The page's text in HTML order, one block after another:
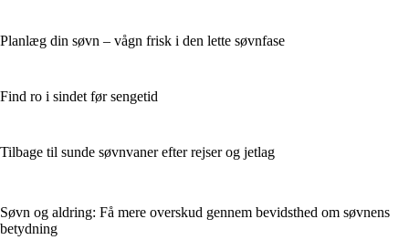
Planlæg din søvn – vågn frisk i den lette søvnfase
Find ro i sindet før sengetid
Tilbage til sunde søvnvaner efter rejser og jetlag
Søvn og aldring: Få mere overskud gennem bevidsthed om søvnens
betydning